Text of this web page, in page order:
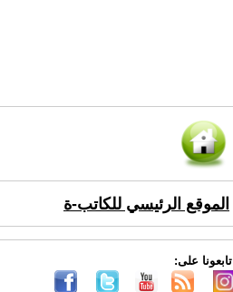
الموقع الرئيسي للكاتب-ة
تابعونا على: